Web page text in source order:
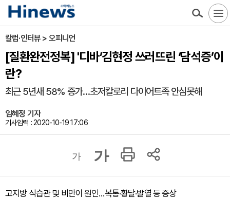
칼럼·인터뷰 > 오피니언
[질환완전정복] '디바’김현정 쓰러뜨린 ‘담석증’이
란?
최근 5년새 58% 증가…초저칼로리 다이어트족 안심못해
임혜정 기자
기사입력 : 2020-10-19 17:06
가 가
고지방 식습관 및 비만이 원인…복통·황달·발열 등 증상